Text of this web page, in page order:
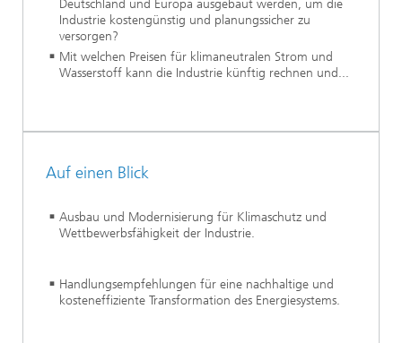
Deutschland und Europa ausgebaut werden, um die
Industrie kostengünstig und planungssicher zu
versorgen?
Mit welchen Preisen für klimaneutralen Strom und
Wasserstoff kann die Industrie künftig rechnen und...
Auf einen Blick
Ausbau und Modernisierung für Klimaschutz und
Wettbewerbsfähigkeit der Industrie.
Handlungsempfehlungen für eine nachhaltige und
kosteneffiziente Transformation des Energiesystems.